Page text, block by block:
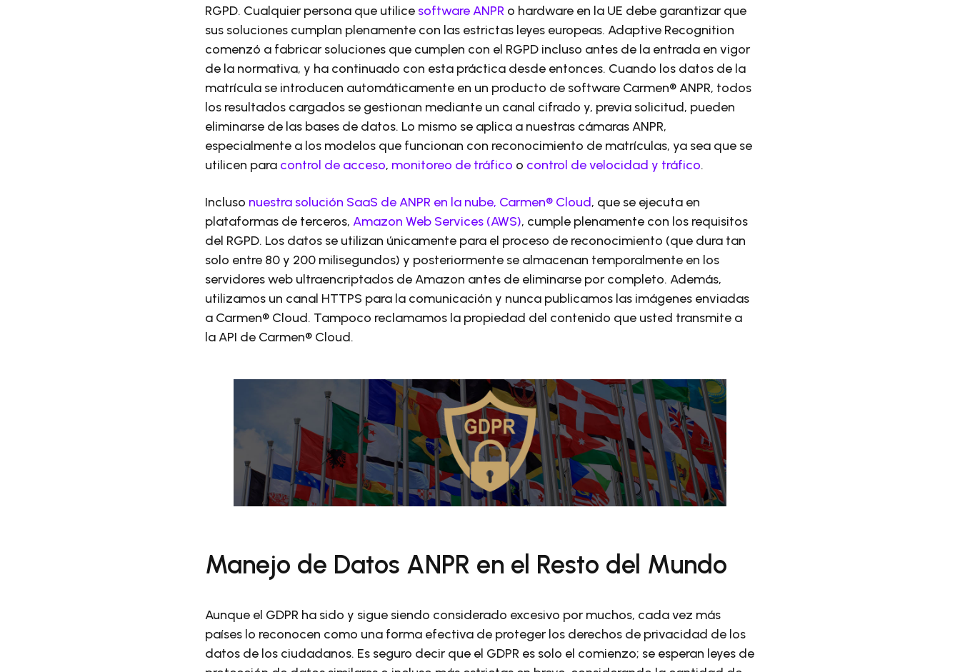
RGPD. Cualquier persona que utilice software ANPR o hardware en la UE debe garantizar que
sus soluciones cumplan plenamente con las estrictas leyes europeas. Adaptive Recognition
comenzó a fabricar soluciones que cumplen con el RGPD incluso antes de la entrada en vigor
de la normativa, y ha continuado con esta práctica desde entonces. Cuando los datos de la
matrícula se introducen automáticamente en un producto de software Carmen® ANPR, todos
los resultados cargados se gestionan mediante un canal cifrado y, previa solicitud, pueden
eliminarse de las bases de datos. Lo mismo se aplica a nuestras cámaras ANPR,
especialmente a los modelos que funcionan con reconocimiento de matrículas, ya sea que se
utilicen para control de acceso, monitoreo de tráfico o control de velocidad y tráfico.
Incluso nuestra solución SaaS de ANPR en la nube, Carmen® Cloud, que se ejecuta en
plataformas de terceros, Amazon Web Services (AWS), cumple plenamente con los requisitos
del RGPD. Los datos se utilizan únicamente para el proceso de reconocimiento (que dura tan
solo entre 80 y 200 milisegundos) y posteriormente se almacenan temporalmente en los
servidores web ultraencriptados de Amazon antes de eliminarse por completo. Además,
utilizamos un canal HTTPS para la comunicación y nunca publicamos las imágenes enviadas
a Carmen® Cloud. Tampoco reclamamos la propiedad del contenido que usted transmite a
la API de Carmen® Cloud.
Manejo de Datos ANPR en el Resto del Mundo
Aunque el GDPR ha sido y sigue siendo considerado excesivo por muchos, cada vez más
países lo reconocen como una forma efectiva de proteger los derechos de privacidad de los
datos de los ciudadanos. Es seguro decir que el GDPR es solo el comienzo; se esperan leyes de